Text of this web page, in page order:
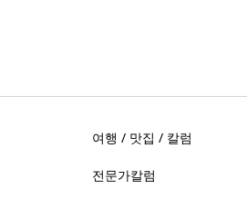
여행 / 맛집 / 칼럼
전문가칼럼